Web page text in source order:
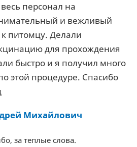
персонал на
и вежливый
питомцу. Делали
для прохождения
быстро и я получил много
этой процедуре. Спасибо
Михайлович
за теплые слова.